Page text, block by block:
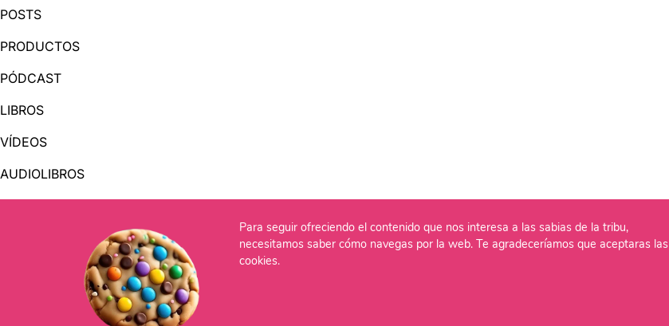
POSTS
PRODUCTOS
PÓDCAST
LIBROS
VÍDEOS
AUDIOLIBROS
OTRAS PÁGINAS
QUIÉNES SOMOS
Para seguir ofreciendo el contenido que nos interesa a las sabias de la tribu,
necesitamos saber cómo navegas por la web. Te agradeceríamos que aceptaras las
cookies.